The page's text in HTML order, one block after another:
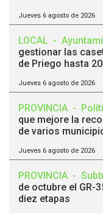
Jueves 6 agosto de 2026
LOCAL -
gestionar las
de Priego hasta
Jueves 6 agosto de 2026
PROVINCIA -
que mejore la
de varios
Jueves 6 agosto de 2026
PROVINCIA -
de octubre el GR-
diez etapas